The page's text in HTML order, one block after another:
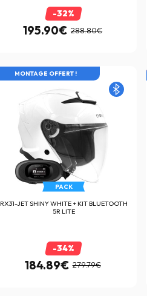
-32%
195.90€ 288.80€
LES PRIX EN ROUE LIBRE
MONTAGE OFFERT !
PACK
RX31-JET SHINY WHITE + KIT BLUETOOTH
5R LITE
-34%
184.89€ 279.79€